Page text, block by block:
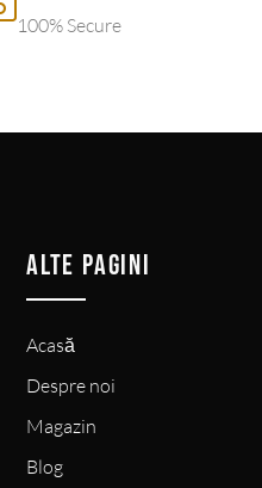
100% Secure
ALTE PAGINI
Acasă
Despre noi
Magazin
Blog